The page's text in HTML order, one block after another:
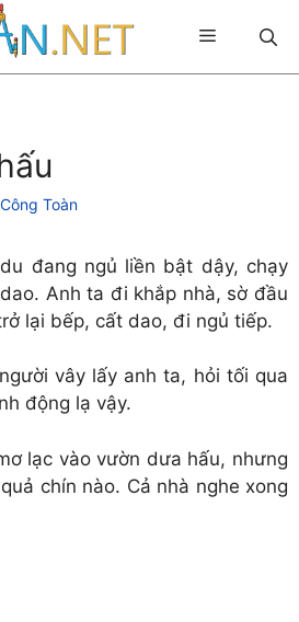
Menu
Công Toàn
đang ngủ liền bật dậy, chạy
Anh ta đi khắp nhà, sờ đầu
lại bếp, cất dao, đi ngủ tiếp.
vây lấy anh ta, hỏi tối qua
động lạ vậy.
lạc vào vườn dưa hấu, nhưng
chín nào. Cả nhà nghe xong